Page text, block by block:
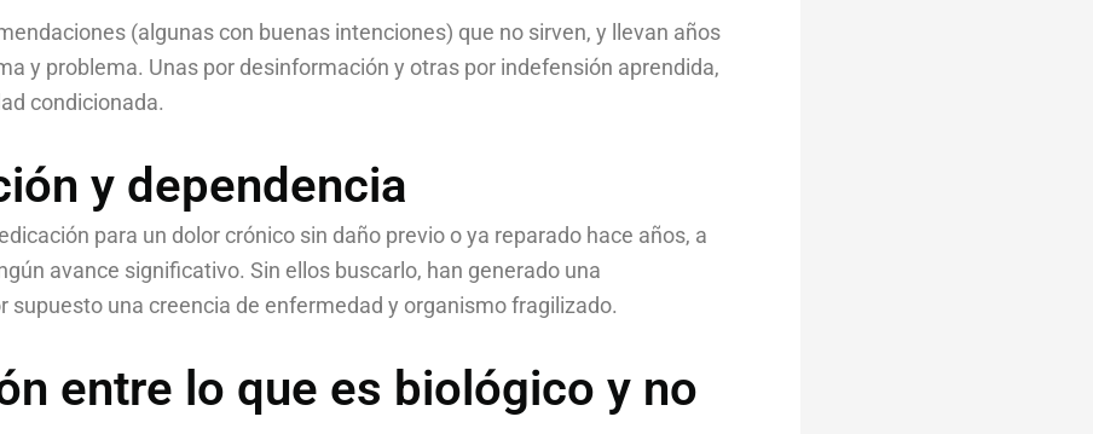
(algunas con buenas intenciones) que no sirven, y llevan años
y problema. Unas por desinformación y otras por indefensión aprendida,
condicionada.
y dependencia
para un dolor crónico sin daño previo o ya reparado hace años, a
avance significativo. Sin ellos buscarlo, han generado una
supuesto una creencia de enfermedad y organismo fragilizado.
entre lo que es biológico y no